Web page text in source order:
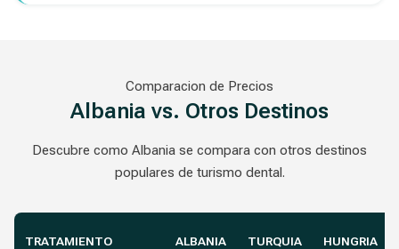
Comparacion de Precios
Albania vs. Otros Destinos
Descubre como Albania se compara con otros destinos
populares de turismo dental.
TRATAMIENTO ALBANIA TURQUIA HUNGRIA